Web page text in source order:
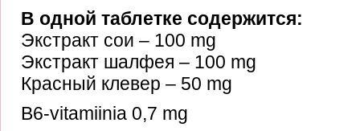
В одной таблетке содержится:
Экстракт сои – 100 mg
Экстракт шалфея – 100 mg
Красный клевер – 50 mg
B6-vitamiinia 0,7 mg